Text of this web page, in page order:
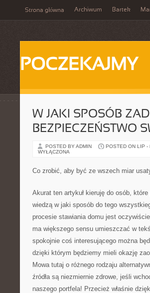
Strona główna Archiwum Bartek
POCZEKAJMY
W JAKI SPOSÓB
BEZPIECZEŃSTWO
POSTED BY ADMIN POSTED ON LIP -
WYŁĄCZONA
Co zrobić, aby być ze wszech miar
Akurat ten artykuł kieruję do osób,
wiedzą w jaki sposób do tego
procesie stawiania domu jest
ma większego sensu umieszczać w
spokojnie coś interesującego można
dzięki którym będziemy mieli okazję
Mowa tutaj o różnego rodzaju
źródła są niezmiernie zdrowe, jeśli
naszego portfela! Przecież właśnie